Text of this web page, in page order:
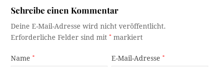
Schreibe einen Kommentar
Deine E-Mail-Adresse wird nicht veröffentlicht.
Erforderliche Felder sind mit* markiert
Name* E-Mail-Adresse*